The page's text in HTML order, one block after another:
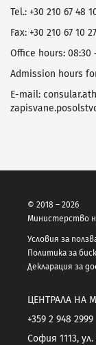
Tel.: +30 210 67 48
Fax: +30 210 67 10
Office hours: 08:30
Admission hours
E-mail:
© 2018 – 2026
Министерство
Условия за
Политика за
Декларация за
ЦЕНТРАЛА НА
+359 2 948 2999
София 1113,